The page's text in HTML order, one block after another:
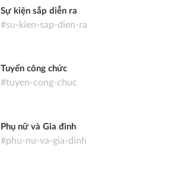
Sự kiện sắp diễn ra
#su-kien-sap-dien-ra
Tuyển công chức
#tuyen-cong-chuc
Phụ nữ và Gia đình
#phu-nu-va-gia-dinh